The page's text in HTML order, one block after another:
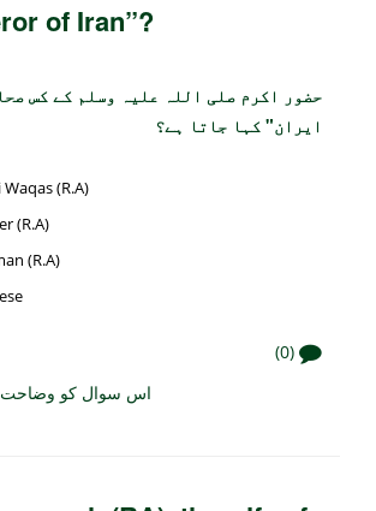
of Iran”?
حضور اکرم صلی اللہ علیہ وسلم کے کس
ایران" کہا جاتا ہے؟
(R.A)
(R.A)
(R.A)
(0)
اس سوال کو وضاحت